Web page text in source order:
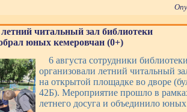
читальный зал библиотеки
юных кемеровчан (0+)
6 августа сотрудники
организовали летний читальный
на открытой площадке во дворе
42Б). Мероприятие прошло в
летнего досуга и объединило